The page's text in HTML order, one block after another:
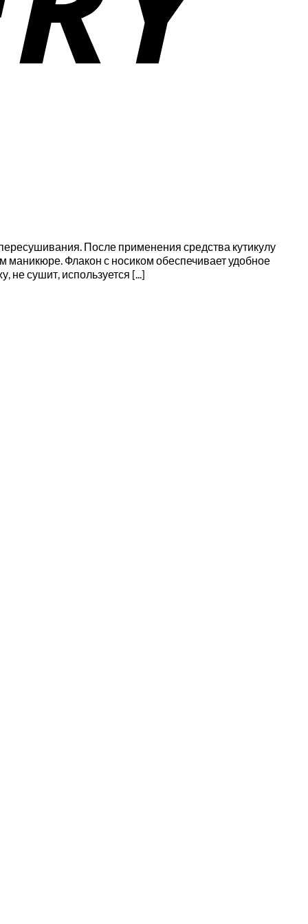
После применения средства кутикулу
Флакон с носиком обеспечивает удобное
не сушит, используется [...]